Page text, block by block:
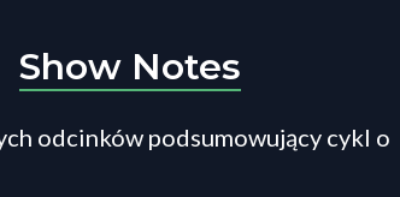
Show Notes
odcinków podsumowujący cykl o